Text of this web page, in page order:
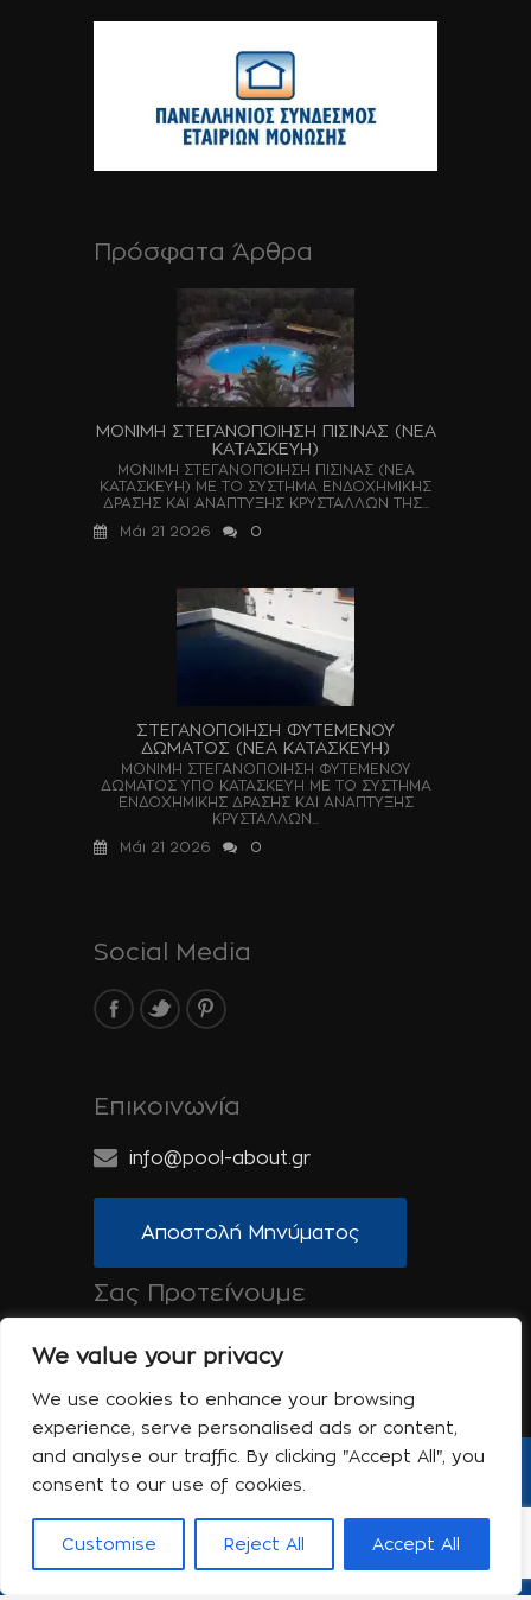
We value your privacy
We use cookies to enhance your browsing
experience, serve personalised ads or content,
and analyse our traffic. By clicking "Accept All", you
consent to our use of cookies.
Customise Reject All Accept All
Πρόσφατα Άρθρα
ΜΟΝΙΜΗ ΣΤΕΓΑΝΟΠΟΙΗΣΗ ΠΙΣΙΝΑΣ (ΝΕΑ
ΚΑΤΑΣΚΕΥΗ)
ΜΟΝΙΜΗ ΣΤΕΓΑΝΟΠΟΙΗΣΗ ΠΙΣΙΝΑΣ (ΝΕΑ
ΚΑΤΑΣΚΕΥΗ) ΜΕ ΤΟ ΣΥΣΤΗΜΑ ΕΝΔΟΧΗΜΙΚΗΣ
ΔΡΑΣΗΣ ΚΑΙ ΑΝΑΠΤΥΞΗΣ ΚΡΥΣΤΑΛΛΩΝ ΤΗΣ...
Μάι 21 2026
0
ΣΤΕΓΑΝΟΠΟΙΗΣΗ ΦΥΤΕΜΕΝΟΥ
ΔΩΜΑΤΟΣ (ΝΕΑ ΚΑΤΑΣΚΕΥΗ)
ΜΟΝΙΜΗ ΣΤΕΓΑΝΟΠΟΙΗΣΗ ΦΥΤΕΜΕΝΟΥ
ΔΩΜΑΤΟΣ ΥΠΟ ΚΑΤΑΣΚΕΥΗ ΜΕ ΤΟ ΣΥΣΤΗΜΑ
ΕΝΔΟΧΗΜΙΚΗΣ ΔΡΑΣΗΣ ΚΑΙ ΑΝΑΠΤΥΞΗΣ
ΚΡΥΣΤΑΛΛΩΝ...
Μάι 21 2026
0
Social Media
Επικοινωνία
info@pool-about.gr
Αποστολή Μηνύματος
Σας Προτείνουμε
Copyright © 2017 Pool About | Powered
Η εταιρεία Επικοινωνία
Όροι Χρήσης